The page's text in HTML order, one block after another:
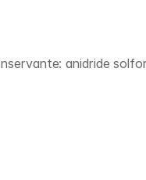
anidride